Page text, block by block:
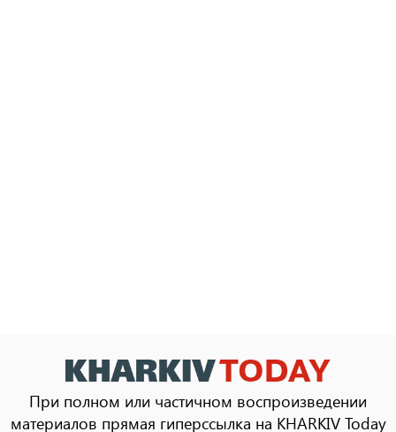
При полном или частичном воспроизведении
материалов прямая гиперссылка на KHARKIV Today